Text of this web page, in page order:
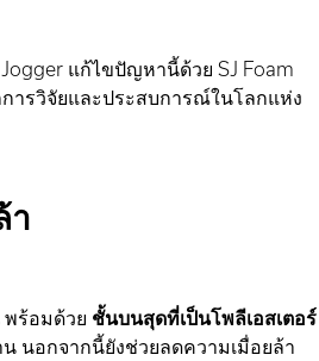
แก้ไขปัญหานี้ด้วย SJ Foam
ารวิจัยและประสบการณ์ในโลกแห่ง
า
ร้อมด้วย ชั้นบนสุดที่เป็นโพลีเอสเตอร์
นอกจากนี้ยังช่วยลดความเมื่อยล้า